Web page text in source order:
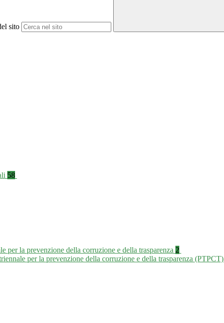
sito
58
per la prevenzione della corruzione e della trasparenza 2
per la prevenzione della corruzione e della trasparenza (PTPCT)